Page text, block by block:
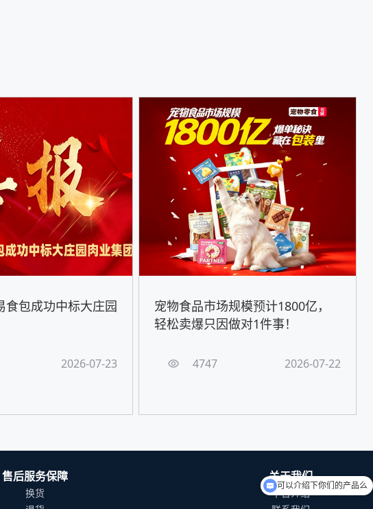
包成功中标大庄园
2026-07-23
宠物食品市场规模预计1800亿，
轻松卖爆只因做对1件事！
4747 2026-07-22
售后服务保障
换货
关于我们
平台介绍
可以介绍下你们的产品么